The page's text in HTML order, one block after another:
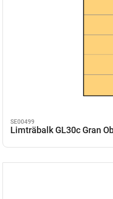
SE00499
Limträbalk GL30c Gran